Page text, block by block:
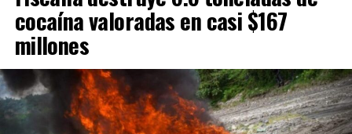
implementada por la institución.
ambulancia, la cual será
asignada a Cruz Verde
Salvadoreña, seccional
Quezaltepeque», señaló la
entidad.
cocaína valoradas en casi $167
millones